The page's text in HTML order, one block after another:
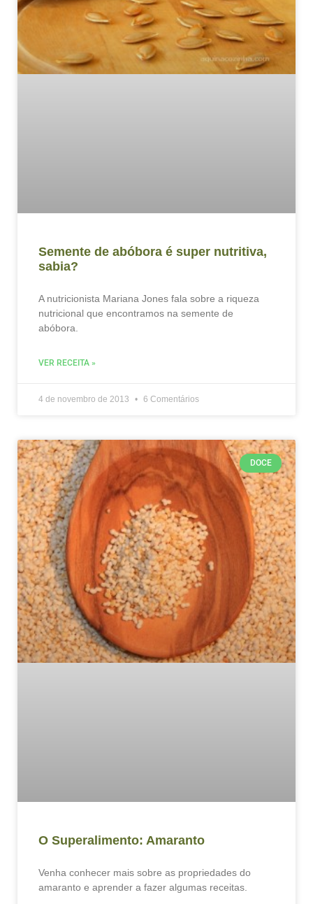
Semente de abóbora é super nutritiva,
sabia?
A nutricionista Mariana Jones fala sobre a riqueza
nutricional que encontramos na semente de
abóbora.
VER RECEITA »
4 de novembro de 2013 6 Comentários
DOCE
O Superalimento: Amaranto
Venha conhecer mais sobre as propriedades do
amaranto e aprender a fazer algumas receitas.